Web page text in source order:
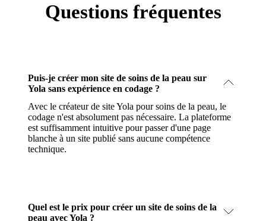
Questions fréquentes
Puis-je créer mon site de soins de la peau sur
Yola sans expérience en codage ?
Avec le créateur de site Yola pour soins de la peau, le
codage n'est absolument pas nécessaire. La plateforme
est suffisamment intuitive pour passer d'une page
blanche à un site publié sans aucune compétence
technique.
Quel est le prix pour créer un site de soins de la
peau avec Yola ?